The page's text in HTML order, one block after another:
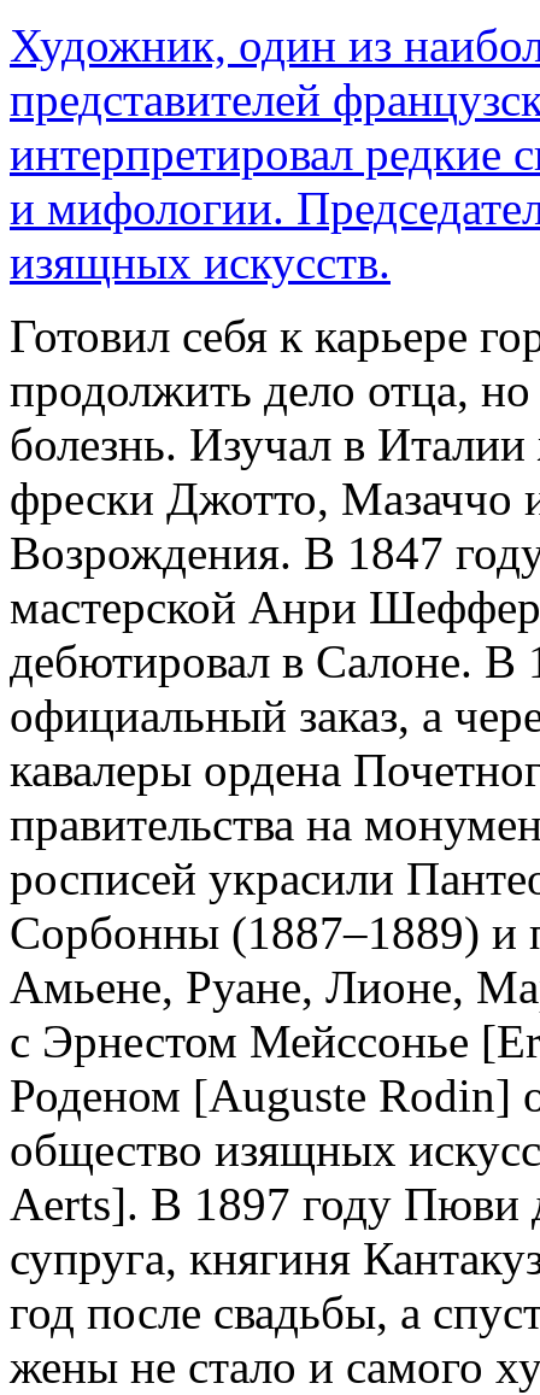
Художник, один из
представителей
интерпретировал редкие
и мифологии.
изящных искусств.
Готовил себя к карьере
продолжить дело отца,
болезнь. Изучал в
фрески Джотто, Мазаччо
Возрождения. В 1847
мастерской Анри
дебютировал в Салоне. В
официальный заказ, а
кавалеры ордена
правительства на
росписей украсили
Сорбонны (1887–1889) и
Амьене, Руане, Лионе,
с Эрнестом Мейссонье
Роденом [Auguste Rodin]
общество изящных
Aerts]. В 1897 году Пюви
супруга, княгиня
год после свадьбы, а
жены не стало и самого